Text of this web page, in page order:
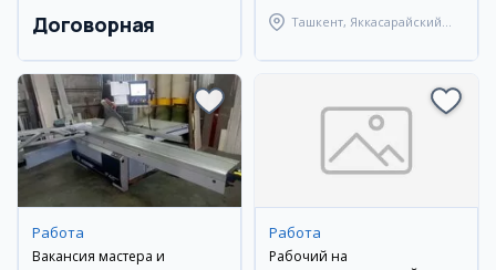
Договорная
Ташкент, Яккасарайский
Работа
Вакансия мастера и
Работа
Рабочий на